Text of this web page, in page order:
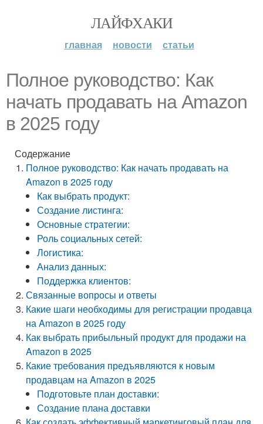
ЛАЙФХАКИ
главная новости статьи
Полное руководство: Как
начать продавать на Amazon
в 2025 году
Содержание
Полное руководство: Как начать продавать на
Amazon в 2025 году
Как выбрать продукт:
Создание листинга:
Основные стратегии:
Роль социальных сетей:
Логистика:
Анализ данных:
Поддержка клиентов:
Связанные вопросы и ответы
Какие шаги необходимы для регистрации продавца
на Amazon в 2025 году
Как выбрать прибыльный продукт для продажи на
Amazon в 2025
Какие требования предъявляются к новым
продавцам на Amazon в 2025
Подготовьте план доставки:
Создание плана доставки